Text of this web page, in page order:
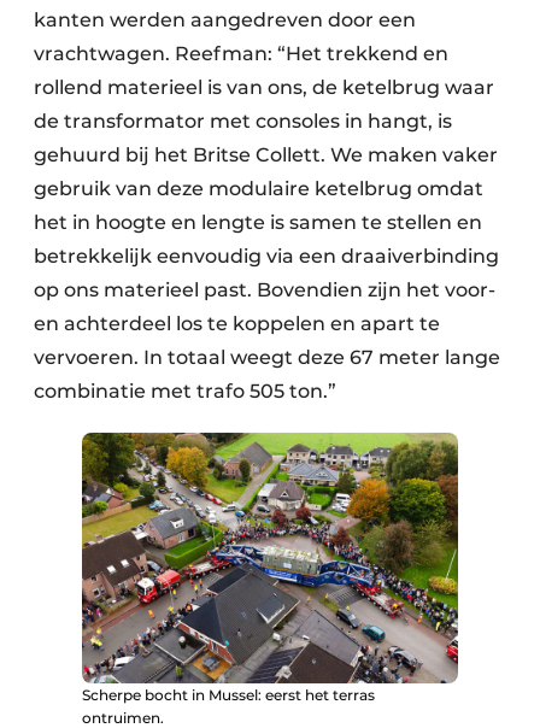
kanten werden aangedreven door een
vrachtwagen. Reefman: “Het trekkend en
rollend materieel is van ons, de ketelbrug waar
de transformator met consoles in hangt, is
gehuurd bij het Britse Collett. We maken vaker
gebruik van deze modulaire ketelbrug omdat
het in hoogte en lengte is samen te stellen en
betrekkelijk eenvoudig via een draaiverbinding
op ons materieel past. Bovendien zijn het voor-
en achterdeel los te koppelen en apart te
vervoeren. In totaal weegt deze 67 meter lange
combinatie met trafo 505 ton.”
Scherpe bocht in Mussel: eerst het terras
ontruimen.